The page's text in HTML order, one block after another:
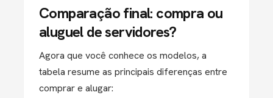
Comparação final: compra ou
aluguel de servidores?
Agora que você conhece os modelos, a
tabela resume as principais diferenças entre
comprar e alugar: